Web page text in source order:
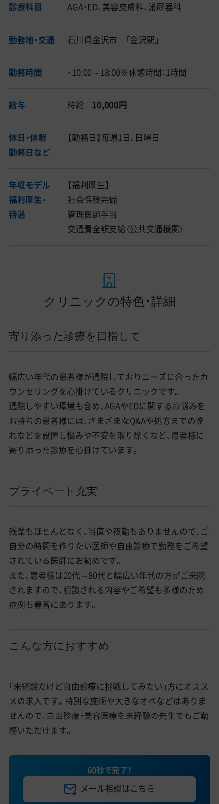
診療科目 AGA・ED、美容皮膚科、泌尿器科
勤務地・交通 石川県金沢市 「金沢駅」
勤務時間 ・10:00～18:00※休憩時間：1時間
給与 時給 ： 10,000円
休日・休暇
勤務日など
【勤務日】毎週1日、日曜日
年収モデル
福利厚生・
待遇
【福利厚生】
社会保険完備
管理医師手当
交通費全額支給（公共交通機関）
クリニックの特色・詳細
寄り添った診療を目指して
幅広い年代の患者様が通院しておりニーズに合ったカ
ウンセリングを心掛けているクリニックです。
通院しやすい環境も含め、AGAやEDに関するお悩みを
お持ちの患者様には、さまざまなQ&Aや処方までの流
れなどを設置し悩みや不安を取り除くなど、患者様に
寄り添った診療を心掛けています。
プライベート充実
残業もほとんどなく、当直や夜勤もありませんので、ご
自分の時間を作りたい医師や自由診療で勤務をご希望
されている医師にお勧めです。
また、患者様は20代～80代と幅広い年代の方がご来院
されますので、相談される内容やご希望も多様のため
症例も豊富にあります。
こんな方におすすめ
「未経験だけど自由診療に挑戦してみたい」方にオスス
メの求人です。特別な施術や大きなオペなどはありま
せんので、自由診療・美容医療を未経験の先生でもご勤
務いただけます。
60秒で完了！
メール相談はこちら